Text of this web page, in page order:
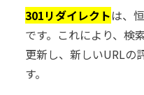
301リダイレクトは、
です。これにより、検
更新し、新しいURLの
す。